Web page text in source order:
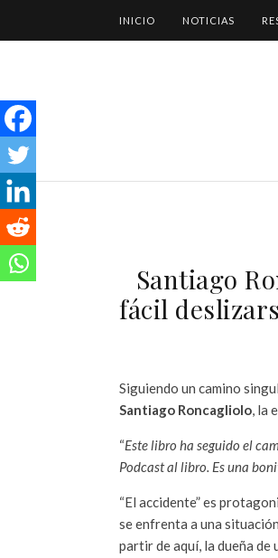
INICIO NOTICIAS
Santiago
fácil
Siguiendo un camino
Santiago Roncagliolo, la
“Este libro ha seguido el
Podcast al libro. Es una
“El accidente” es
se enfrenta a una
partir de aquí, la dueña